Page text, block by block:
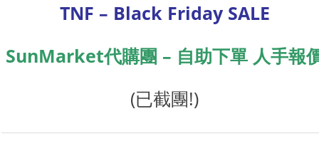
TNF – Black Friday SALE
SunMarket代購團 – 自助下單 人手報
(已截團!)